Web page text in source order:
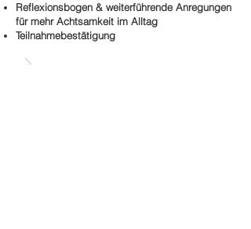
Reflexionsbogen & weiterführende Anregungen
für mehr Achtsamkeit im Alltag
Teilnahmebestätigung​